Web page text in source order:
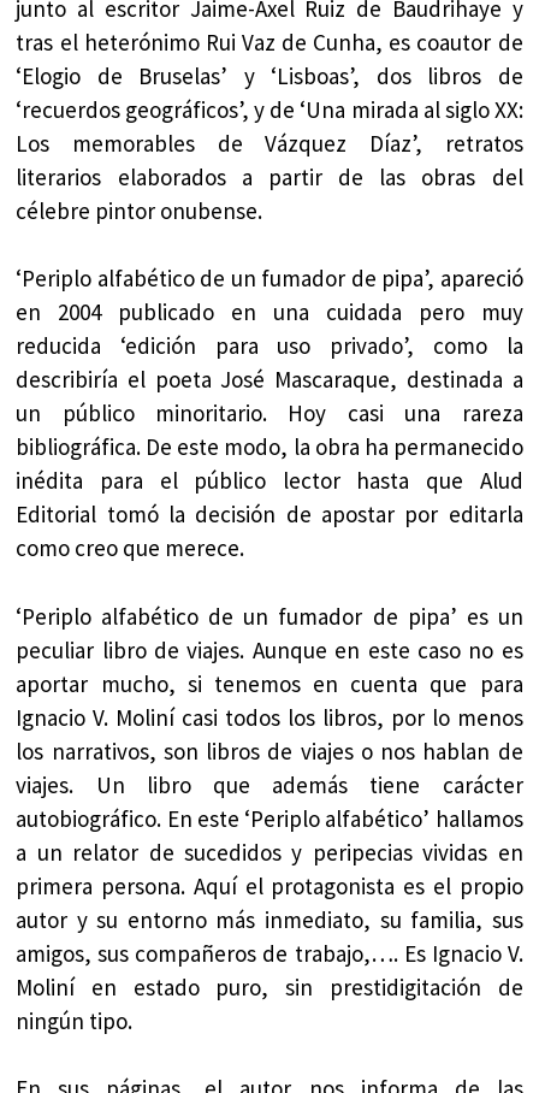
junto al escritor Jaime-Axel Ruiz de Baudrihaye y
tras el heterónimo Rui Vaz de Cunha, es coautor de
‘Elogio de Bruselas’ y ‘Lisboas’, dos libros de
‘recuerdos geográficos’, y de ‘Una mirada al siglo XX:
Los memorables de Vázquez Díaz’, retratos
literarios elaborados a partir de las obras del
célebre pintor onubense.
‘Periplo alfabético de un fumador de pipa’, apareció
en 2004 publicado en una cuidada pero muy
reducida ‘edición para uso privado’, como la
describiría el poeta José Mascaraque, destinada a
un público minoritario. Hoy casi una rareza
bibliográfica. De este modo, la obra ha permanecido
inédita para el público lector hasta que Alud
Editorial tomó la decisión de apostar por editarla
como creo que merece.
‘Periplo alfabético de un fumador de pipa’ es un
peculiar libro de viajes. Aunque en este caso no es
aportar mucho, si tenemos en cuenta que para
Ignacio V. Moliní casi todos los libros, por lo menos
los narrativos, son libros de viajes o nos hablan de
viajes. Un libro que además tiene carácter
autobiográfico. En este ‘Periplo alfabético’ hallamos
a un relator de sucedidos y peripecias vividas en
primera persona. Aquí el protagonista es el propio
autor y su entorno más inmediato, su familia, sus
amigos, sus compañeros de trabajo,…. Es Ignacio V.
Moliní en estado puro, sin prestidigitación de
ningún tipo.